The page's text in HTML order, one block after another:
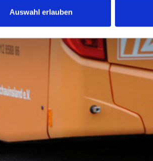
Auswahl erlauben